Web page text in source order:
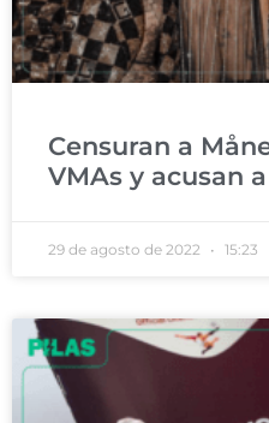
Censuran a
VMAs y acusan
29 de agosto de 2022 15:23